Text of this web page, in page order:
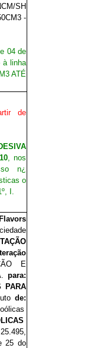
SH
-
04 de
à linha
ATÉ
de
, nos
n¿
o
I.
E
para:
PARA
de:
25 do